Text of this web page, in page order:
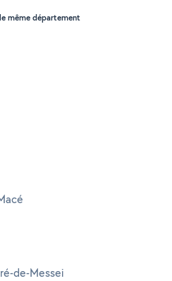
même département
de-Messei